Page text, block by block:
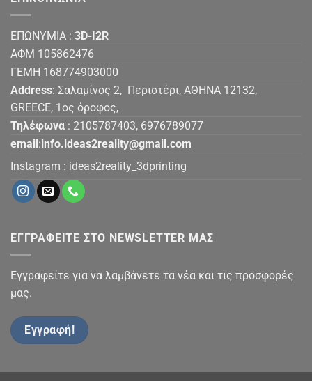
ΕΠΩΝΥΜΙΑ : 3D-I2R
ΑΦΜ 105862476
ΓΕΜΗ 168774903000
Address: Σαλαμίνος 2, Περιστέρι, ΑΘΗΝΑ 12132,
GREECE, 1ος όροφος,
Τηλέφωνα : 2105787403, 6976789077
email :info.ideas2reality@gmail.com
Instagram : ideas2reality_3dprinting
ΕΓΓΡΑΦΕΙΤΕ ΣΤΟ NEWSLETTER ΜΑΣ
Εγγραφείτε για να λαμβάνετε τα νέα και τις προσφορές
μας.
Εγγραφή!